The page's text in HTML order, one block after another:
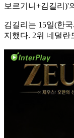
보르기니+김길리)'
김길리는 15일(한
지했다. 2위 네덜란